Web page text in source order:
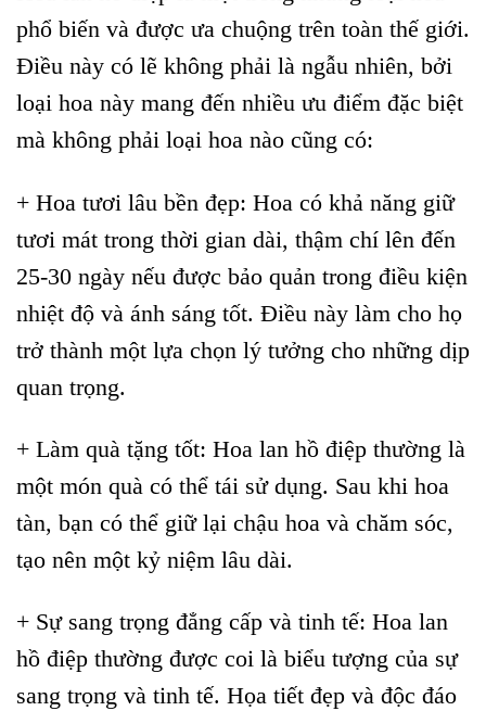
phổ biến và được ưa chuộng trên toàn thế giới.
Điều này có lẽ không phải là ngẫu nhiên, bởi
loại hoa này mang đến nhiều ưu điểm đặc biệt
mà không phải loại hoa nào cũng có:
+ Hoa tươi lâu bền đẹp: Hoa có khả năng giữ
tươi mát trong thời gian dài, thậm chí lên đến
25-30 ngày nếu được bảo quản trong điều kiện
nhiệt độ và ánh sáng tốt. Điều này làm cho họ
trở thành một lựa chọn lý tưởng cho những dịp
quan trọng.
+ Làm quà tặng tốt: Hoa lan hồ điệp thường là
một món quà có thể tái sử dụng. Sau khi hoa
tàn, bạn có thể giữ lại chậu hoa và chăm sóc,
tạo nên một kỷ niệm lâu dài.
+ Sự sang trọng đẳng cấp và tinh tế: Hoa lan
hồ điệp thường được coi là biểu tượng của sự
sang trọng và tinh tế. Họa tiết đẹp và độc đáo